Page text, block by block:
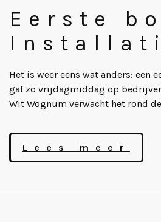
Eerste
Het is weer eens wat anders: een
gaf zo vrijdagmiddag op
Wit Wognum verwacht het rond
Lees meer